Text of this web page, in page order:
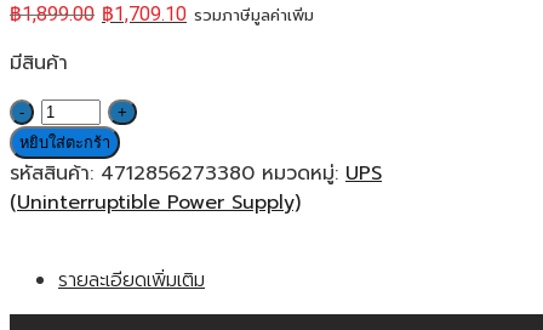
฿1,899.00 ฿1,709.10 รวมภาษีมูลค่าเพิ่ม
มีสินค้า
จำนวน
CyberPower
UPS
UT650EG
สำรอง
ไฟ
หยิบใส่ตะกร้า
รหัสสินค้า: 4712856273380 หมวดหมู่: UPS
(Uninterruptible Power Supply)
รายละเอียดเพิ่มเติม